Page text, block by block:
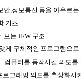
안,정보통신 등을 아우르는
기초
보는 H/W 구조
게 구체적인 프로그램으로
컴퓨터를 동작시킬 의도를
로그래밍 의도를 추상화시